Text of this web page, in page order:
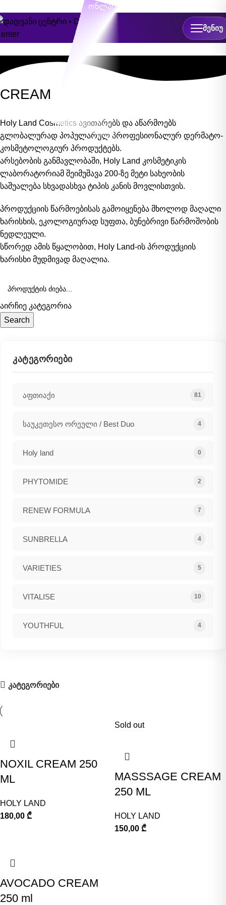
ონლაინ ჩაწერა
ᲛᲔᲜᲘᲣ
CREAM
Holy Land Cosmetics ავითარებს და აწარმოებს
გლობალურად პოპულარულ პროფესიონალურ დერმატო-
კოსმეტოლოგიურ პროდუქტებს.
არსებობის განმავლობაში, Holy Land კოსმეტიკის
ლაბორატორიამ შეიმუშავა 200-ზე მეტი სახეობის
საშუალება სხვადასხვა ტიპის კანის მოვლისთვის.
პროდუქციის წარმოებისას გამოიყენება მხოლოდ მაღალი
ხარისხის, ეკოლოგიურად სუფთა, ბუნებრივი წარმოშობის
ნედლეული.
სწორედ ამის წყალობით, Holy Land-ის პროდუქციის
ხარისხი მუდმივად მაღალია.
აირჩიე კატეგორია
Search
ᲙᲐᲢᲔᲒᲝᲠᲘᲔᲑᲘ
აფთიაქი 81
საუკეთესო ორეული / Best Duo 4
Holy land 0
PHYTOMIDE 2
RENEW FORMULA 7
SUNBRELLA 4
VARIETIES 5
VITALISE 10
YOUTHFUL 4
კატეგორიები
NOXIL CREAM 250
ML
HOLY LAND
180,00 ₾
Sold out
MASSSAGE CREAM
250 ML
HOLY LAND
150,00 ₾
AVOCADO CREAM
250 ml